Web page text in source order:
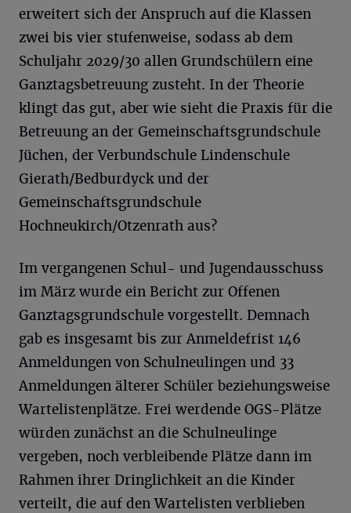
erweitert sich der Anspruch auf die Klassen
zwei bis vier stufenweise, sodass ab dem
Schuljahr 2029/30 allen Grundschülern eine
Ganztagsbetreuung zusteht. In der Theorie
klingt das gut, aber wie sieht die Praxis für die
Betreuung an der Gemeinschaftsgrundschule
Jüchen, der Verbundschule Lindenschule
Gierath/Bedburdyck und der
Gemeinschaftsgrundschule
Hochneukirch/Otzenrath aus?
Im vergangenen Schul- und Jugendausschuss
im März wurde ein Bericht zur Offenen
Ganztagsgrundschule vorgestellt. Demnach
gab es insgesamt bis zur Anmeldefrist 146
Anmeldungen von Schulneulingen und 33
Anmeldungen älterer Schüler beziehungsweise
Wartelistenplätze. Frei werdende OGS-Plätze
würden zunächst an die Schulneulinge
vergeben, noch verbleibende Plätze dann im
Rahmen ihrer Dringlichkeit an die Kinder
verteilt, die auf den Wartelisten verblieben